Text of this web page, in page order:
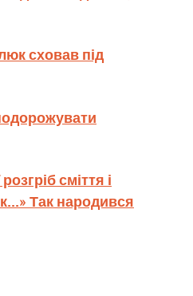
сховав під
сміття і
Так народився